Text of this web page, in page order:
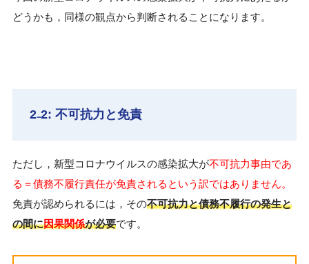
どうかも，同様の観点から判断されることになります。
2₋2: 不可抗力と免責
ただし，新型コロナウイルスの感染拡大が不可抗力事由であ
る＝債務不履行責任が免責されるという訳ではありません。
免責が認められるには，その不可抗力と債務不履行の発生と
の間に因果関係が必要です。